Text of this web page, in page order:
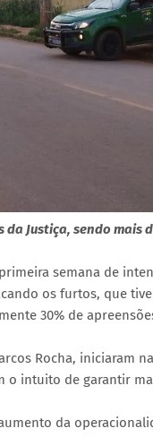
Justiça, sendo mais
semana de
os furtos, que
30% de
Rocha, iniciaram
intuito de garantir
da